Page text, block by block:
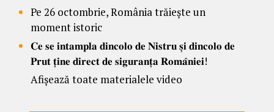
Pe 26 octombrie, România trăiește un
moment istoric
𝐂𝐞 𝐬𝐞 𝐢𝐧𝐭𝐚𝐦𝐩𝐥𝐚 𝐝𝐢𝐧𝐜𝐨𝐥𝐨 𝐝𝐞 𝐍𝐢𝐬𝐭𝐫𝐮 𝐬̦𝐢 𝐝𝐢𝐧𝐜𝐨𝐥𝐨 𝐝𝐞
𝐏𝐫𝐮𝐭 𝐭̦𝐢𝐧𝐞 𝐝𝐢𝐫𝐞𝐜𝐭 𝐝𝐞 𝐬𝐢𝐠𝐮𝐫𝐚𝐧𝐭̦𝐚 𝐑𝐨𝐦𝐚̂𝐧𝐢𝐞𝐢!
Afișează toate materialele video